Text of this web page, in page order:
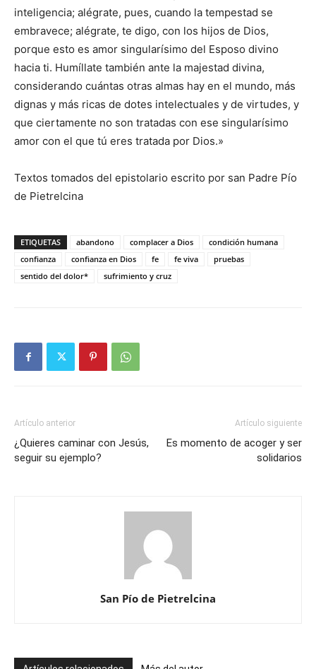
inteligencia; alégrate, pues, cuando la tempestad se
embravece; alégrate, te digo, con los hijos de Dios,
porque esto es amor singularísimo del Esposo divino
hacia ti. Humíllate también ante la majestad divina,
considerando cuántas otras almas hay en el mundo, más
dignas y más ricas de dotes intelectuales y de virtudes, y
que ciertamente no son tratadas con ese singularísimo
amor con el que tú eres tratada por Dios.»
Textos tomados del epistolario escrito por san Padre Pío
de Pietrelcina
ETIQUETAS abandono complacer a Dios
condición humana
confianza
confianza en Dios fe fe viva
pruebas
sentido del dolor*
sufrimiento y cruz
Artículo anterior
¿Quieres caminar con Jesús,
seguir su ejemplo?
Artículo siguiente
Es momento de acoger y ser
solidarios
San Pío de Pietrelcina